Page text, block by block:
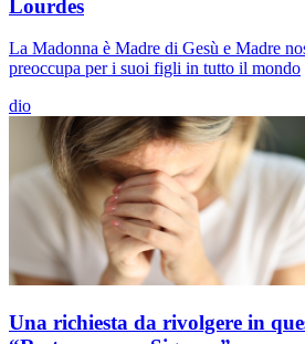
Lourdes
La Madonna è Madre di Gesù e Madre
preoccupa per i suoi figli in tutto il mondo
dio
Una richiesta da rivolgere in